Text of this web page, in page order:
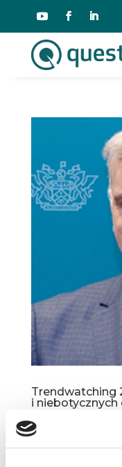
Trendwatching
i
Świeżo